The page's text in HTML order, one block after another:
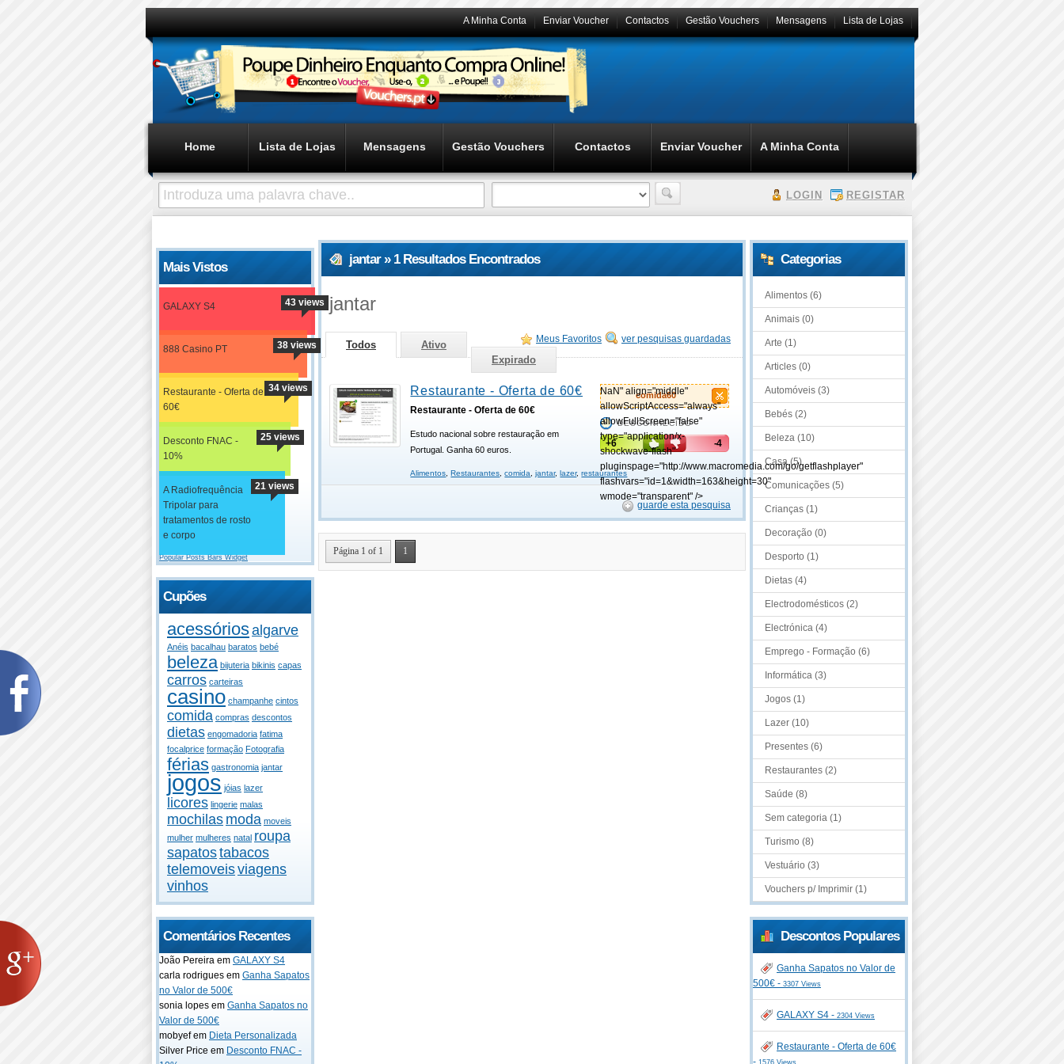
Lista de Lojas
Mensagens
Gestão Vouchers
Contactos
Enviar Voucher
A Minha Conta
Home Lista de Lojas Mensagens Gestão Vouchers Contactos Enviar Voucher A Minha Conta
LOGIN REGISTAR
Mais Vistos
GALAXY S4 43 views
888 Casino PT 38 views
Restaurante - Oferta de
60€
34 views
Desconto FNAC -
10%
25 views
A Radiofrequência
Tripolar para
tratamentos de rosto
e corpo
21 views
Popular Posts Bars Widget
Cupões
acessóriosalgarve
Anéis bacalhau baratos bebé
beleza bijuteria bikinis capas
carros carteiras
casino champanhe cintos
comida compras descontos
dietas engomadoria fatima
focalprice formação Fotografia
férias gastronomia jantar
jogos jóias lazer
licores lingerie malas
mochilas moda moveis
mulher mulheres natal roupa
sapatostabacos
telemoveisviagens
vinhos
Comentários Recentes
João Pereira em GALAXY S4
carla rodrigues em Ganha Sapatos
no Valor de 500€
sonia lopes em Ganha Sapatos no
Valor de 500€
mobyef em Dieta Personalizada
Silver Price em Desconto FNAC -
jantar » 1 Resultados Encontrados
jantar
ver pesquisas guardadas
Meus Favoritos
Todos
Ativo
Expirado
comida60
NaN" align="middle"
allowScriptAccess="always"
allowFullScreen="false"
type="application/x-
shockwave-flash"
pluginspage="http://www.macromedia.com/go/getflashplayer"
flashvars="id=1&width=163&height=30"
wmode="transparent" />
DESCONHECIDO
+6 -4
Restaurante - Oferta de 60€
Restaurante - Oferta de 60€
Estudo nacional sobre restauração em
Portugal. Ganha 60 euros.
Alimentos ,Restaurantes ,comida ,jantar,lazer,restaurantes
guarde esta pesquisa
Página 1 of 1 1
Categorias
Alimentos (6)
Animais (0)
Arte (1)
Articles (0)
Automóveis (3)
Bebés (2)
Beleza (10)
Casa (5)
Comunicações (5)
Crianças (1)
Decoração (0)
Desporto (1)
Dietas (4)
Electrodomésticos (2)
Electrónica (4)
Emprego - Formação (6)
Informática (3)
Jogos (1)
Lazer (10)
Presentes (6)
Restaurantes (2)
Saúde (8)
Sem categoria (1)
Turismo (8)
Vestuário (3)
Vouchers p/ Imprimir (1)
Descontos Populares
Ganha Sapatos no Valor de
500€ - 3307 Views
GALAXY S4 - 2304 Views
Restaurante - Oferta de 60€
- 1576 Views